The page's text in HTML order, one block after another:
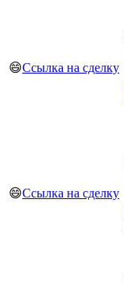
😄Ссылка на сделку
😄Ссылка на сделку